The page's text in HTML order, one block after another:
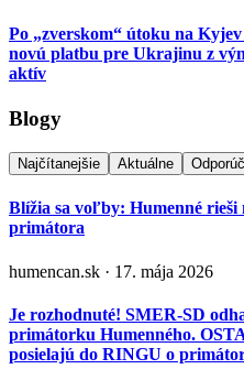
Po „zverskom“ útoku na
novú platbu pre Ukrajinu z
aktív
Blogy
Najčítanejšie Aktuálne
Blížia sa voľby: Humenné rieši
primátora
humencan.sk · 17. mája 2026
Je rozhodnuté! SMER-SD
primátorku Humenného.
posielajú do RINGU o